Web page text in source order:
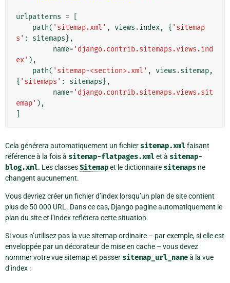
urlpatterns =
path( 'sitemap.xml' , views .index, { 'sitemap
s' : sitemaps},
name= 'django.contrib.sitemaps.views.ind
ex' ),
path( 'sitemap-<section>.xml' , views .sitemap,
{ 'sitemaps' : sitemaps},
name= 'django.contrib.sitemaps.views.sit
emap' ),
Cela générera automatiquement un fichier sitemap.xmlfaisant
référence à la fois à sitemap-flatpages.xmlet à sitemap-
blog.xml. Les classesSitemapet le dictionnaire sitemaps ne
changent aucunement.
Vous devriez créer un fichier d’index lorsqu’un plan de site contient
plus de 50 000 URL. Dans ce cas, Django pagine automatiquement le
plan du site et l’index reflétera cette situation.
Si vous n’utilisez pas la vue sitemap ordinaire – par exemple, si elle est
enveloppée par un décorateur de mise en cache – vous devez
nommer votre vue sitemap et passer sitemap_url_nameà la vue
d’index :